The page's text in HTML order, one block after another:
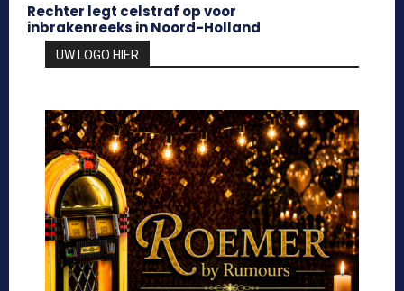
Rechter legt celstraf op voor
inbrakenreeks in Noord-Holland
UW LOGO HIER